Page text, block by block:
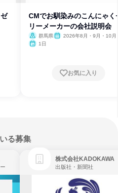
CMでお馴染みのこんにゃく
リーメーカーの会社説明会
群馬県
2026年8月・9月・10月
1日
お気に入り
る募集
株式会社KADOKAWA
出版社・新聞社